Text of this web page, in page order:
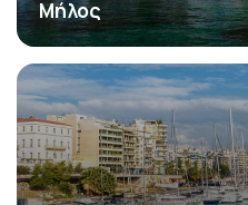
Μήλος